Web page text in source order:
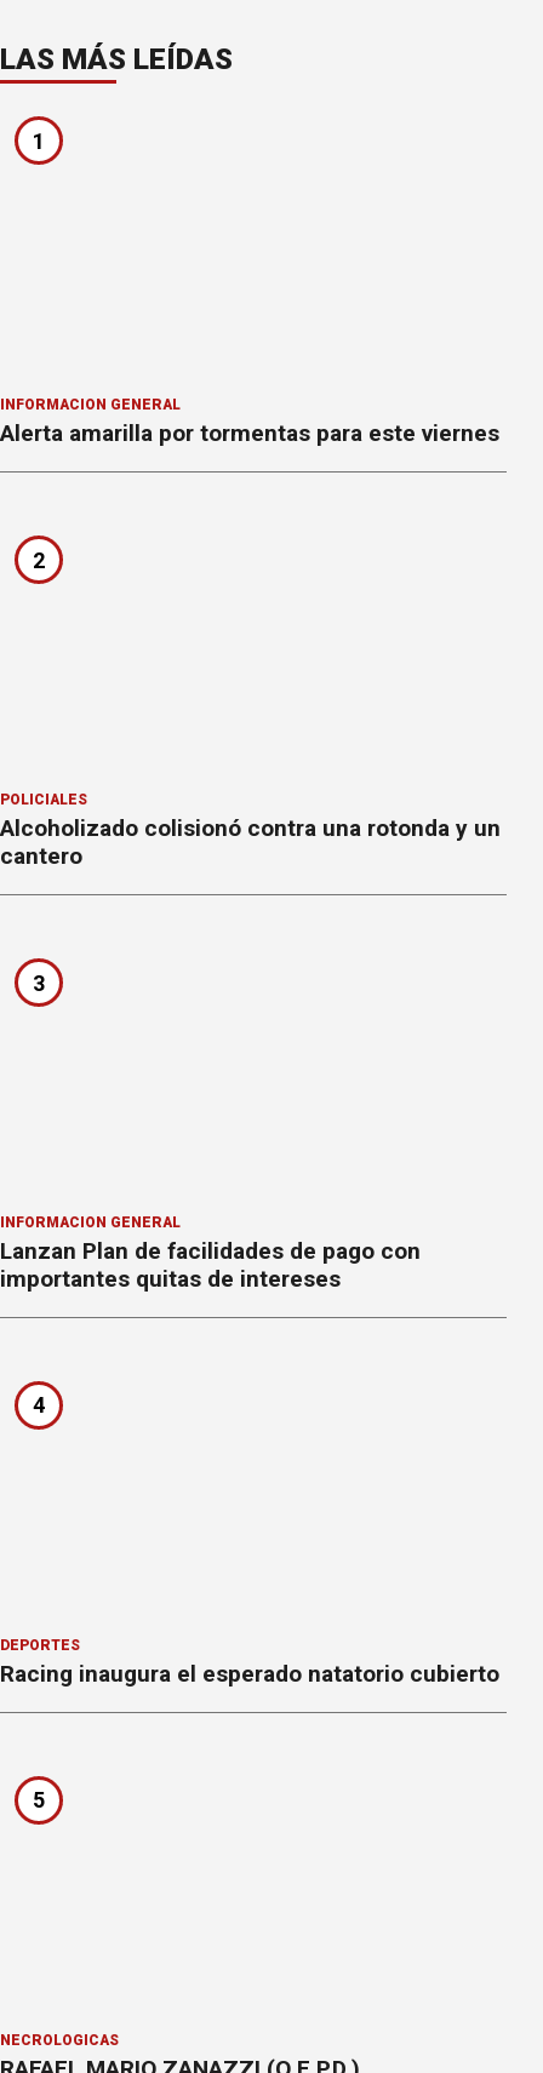
LAS MÁS LEÍDAS
1
INFORMACION GENERAL
Alerta amarilla por tormentas para este viernes
2
POLICIALES
Alcoholizado colisionó contra una rotonda y un
cantero
3
INFORMACION GENERAL
Lanzan Plan de facilidades de pago con
importantes quitas de intereses
4
DEPORTES
Racing inaugura el esperado natatorio cubierto
5
NECROLÓGICAS